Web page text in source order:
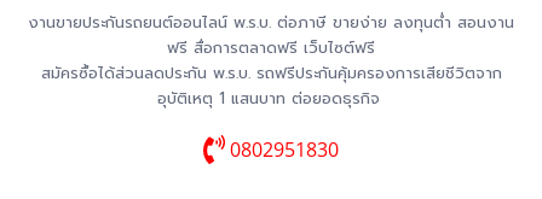
งานขายประกันรถยนต์ออนไลน์ พ.ร.บ. ต่อภาษี ขายง่าย ลงทุนต่ำ สอนงาน
ฟรี สื่อการตลาดฟรี เว็บไซต์ฟรี
สมัครซื้อได้ส่วนลดประกัน พ.ร.บ. รถฟรีประกันคุ้มครองการเสียชีวิตจาก
อุบัติเหตุ 1 แสนบาท ต่อยอดธุรกิจ
0802951830